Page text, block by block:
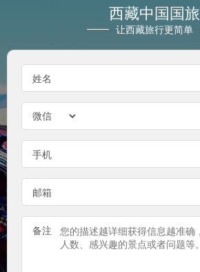
西藏中国国旅
让西藏旅行更简单
姓名
手机
邮箱
备注